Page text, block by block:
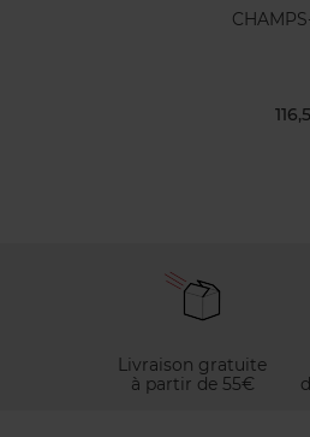
Livraison gratuite
à partir de 55€